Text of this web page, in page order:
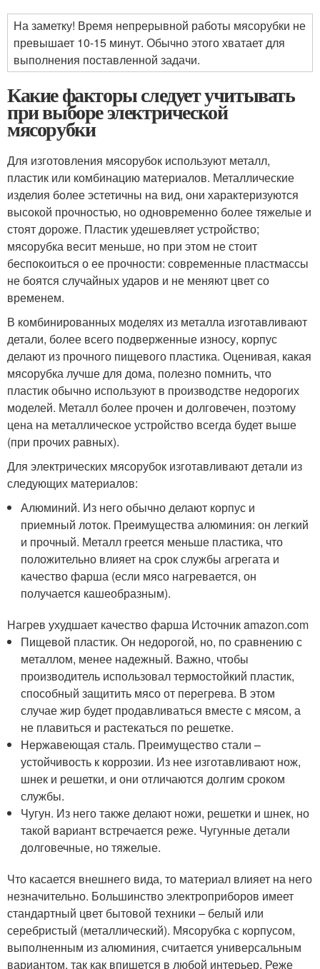
На заметку! Время непрерывной работы мясорубки не
превышает 10-15 минут. Обычно этого хватает для
выполнения поставленной задачи.
Какие факторы следует учитывать
при выборе электрической
мясорубки
Для изготовления мясорубок используют металл,
пластик или комбинацию материалов. Металлические
изделия более эстетичны на вид, они характеризуются
высокой прочностью, но одновременно более тяжелые и
стоят дороже. Пластик удешевляет устройство;
мясорубка весит меньше, но при этом не стоит
беспокоиться о ее прочности: современные пластмассы
не боятся случайных ударов и не меняют цвет со
временем.
В комбинированных моделях из металла изготавливают
детали, более всего подверженные износу, корпус
делают из прочного пищевого пластика. Оценивая, какая
мясорубка лучше для дома, полезно помнить, что
пластик обычно используют в производстве недорогих
моделей. Металл более прочен и долговечен, поэтому
цена на металлическое устройство всегда будет выше
(при прочих равных).
Для электрических мясорубок изготавливают детали из
следующих материалов:
Алюминий. Из него обычно делают корпус и
приемный лоток. Преимущества алюминия: он легкий
и прочный. Металл греется меньше пластика, что
положительно влияет на срок службы агрегата и
качество фарша (если мясо нагревается, он
получается кашеобразным).
Нагрев ухудшает качество фарша Источник amazon.com
Пищевой пластик. Он недорогой, но, по сравнению с
металлом, менее надежный. Важно, чтобы
производитель использовал термостойкий пластик,
способный защитить мясо от перегрева. В этом
случае жир будет продавливаться вместе с мясом, а
не плавиться и растекаться по решетке.
Нержавеющая сталь. Преимущество стали –
устойчивость к коррозии. Из нее изготавливают нож,
шнек и решетки, и они отличаются долгим сроком
службы.
Чугун. Из него также делают ножи, решетки и шнек, но
такой вариант встречается реже. Чугунные детали
долговечные, но тяжелые.
Что касается внешнего вида, то материал влияет на него
незначительно. Большинство электроприборов имеет
стандартный цвет бытовой техники – белый или
серебристый (металлический). Мясорубка с корпусом,
выполненным из алюминия, считается универсальным
вариантом, так как впишется в любой интерьер. Реже